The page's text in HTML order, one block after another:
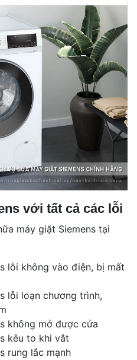
với tất cả các lỗi
máy giặt Siemens tại
lỗi không vào điện, bị mất
lỗi loạn chương trình,
không mở được cửa
kêu to khi vắt
rung lắc mạnh